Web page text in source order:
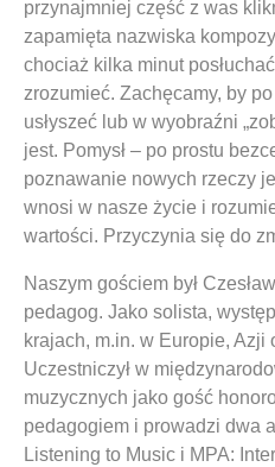
przynajmniej część z was
zapamięta nazwiska
chociaż kilka minut
zrozumieć. Zachęcamy, by
usłyszeć lub w wyobraźni
jest. Pomysł – po prostu
poznawanie nowych rzeczy
wnosi w nasze życie i
wartości. Przyczynia się do
Naszym gościem był
pedagog. Jako solista,
krajach, m.in. w Europie, Azji
Uczestniczył w
muzycznych jako gość
pedagogiem i prowadzi dwa
Listening to Music i MPA: